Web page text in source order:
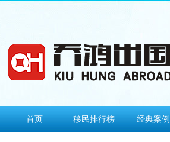
首页 移民排行榜 经典案例